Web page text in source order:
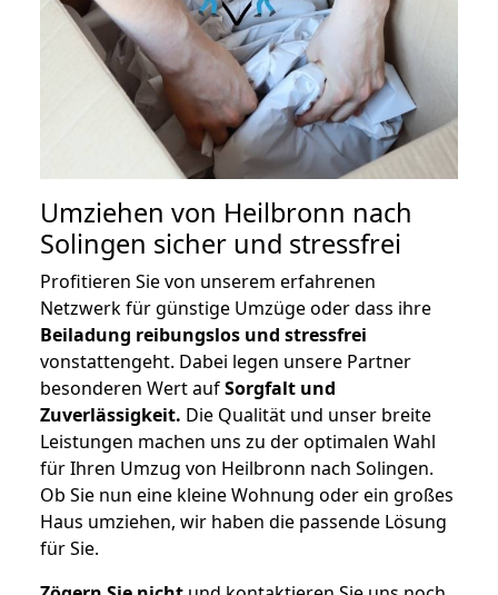
Umziehen von Heilbronn nach
Solingen sicher und stressfrei
Profitieren Sie von unserem erfahrenen
Netzwerk für günstige Umzüge oder dass ihre
Beiladung reibungslos und stressfrei
vonstattengeht. Dabei legen unsere Partner
besonderen Wert aufSorgfalt und
Zuverlässigkeit. Die Qualität und unser breite
Leistungen machen uns zu der optimalen Wahl
für Ihren Umzug von Heilbronn nach Solingen.
Ob Sie nun eine kleine Wohnung oder ein großes
Haus umziehen, wir haben die passende Lösung
für Sie.